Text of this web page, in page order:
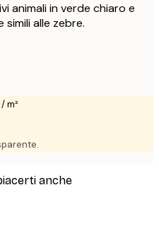
animali in verde chiaro e
alle zebre.
m²
anche